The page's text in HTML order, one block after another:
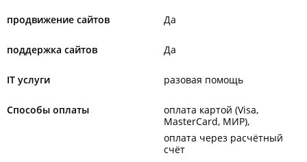
продвижение сайтов Да
поддержка сайтов Да
IT услуги разовая помощь
Способы оплаты
оплата картой (Visa,
MasterCard, МИР)
оплата через расчётный
счёт